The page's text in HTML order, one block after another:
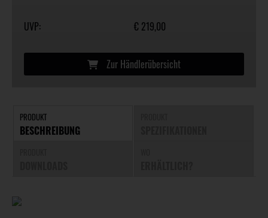
UVP: € 219,00
Zur Händlerübersicht
PRODUKT
BESCHREIBUNG